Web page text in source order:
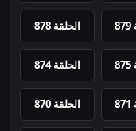
الحلقة 878
الحلقة 874
الحلقة 870